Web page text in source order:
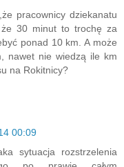
pracownicy dziekanatu
30 minut to trochę za
ponad 10 km. A może
nawet nie wiedzą ile km
na Rokitnicy?
00:09
sytuacja rozstrzelenia